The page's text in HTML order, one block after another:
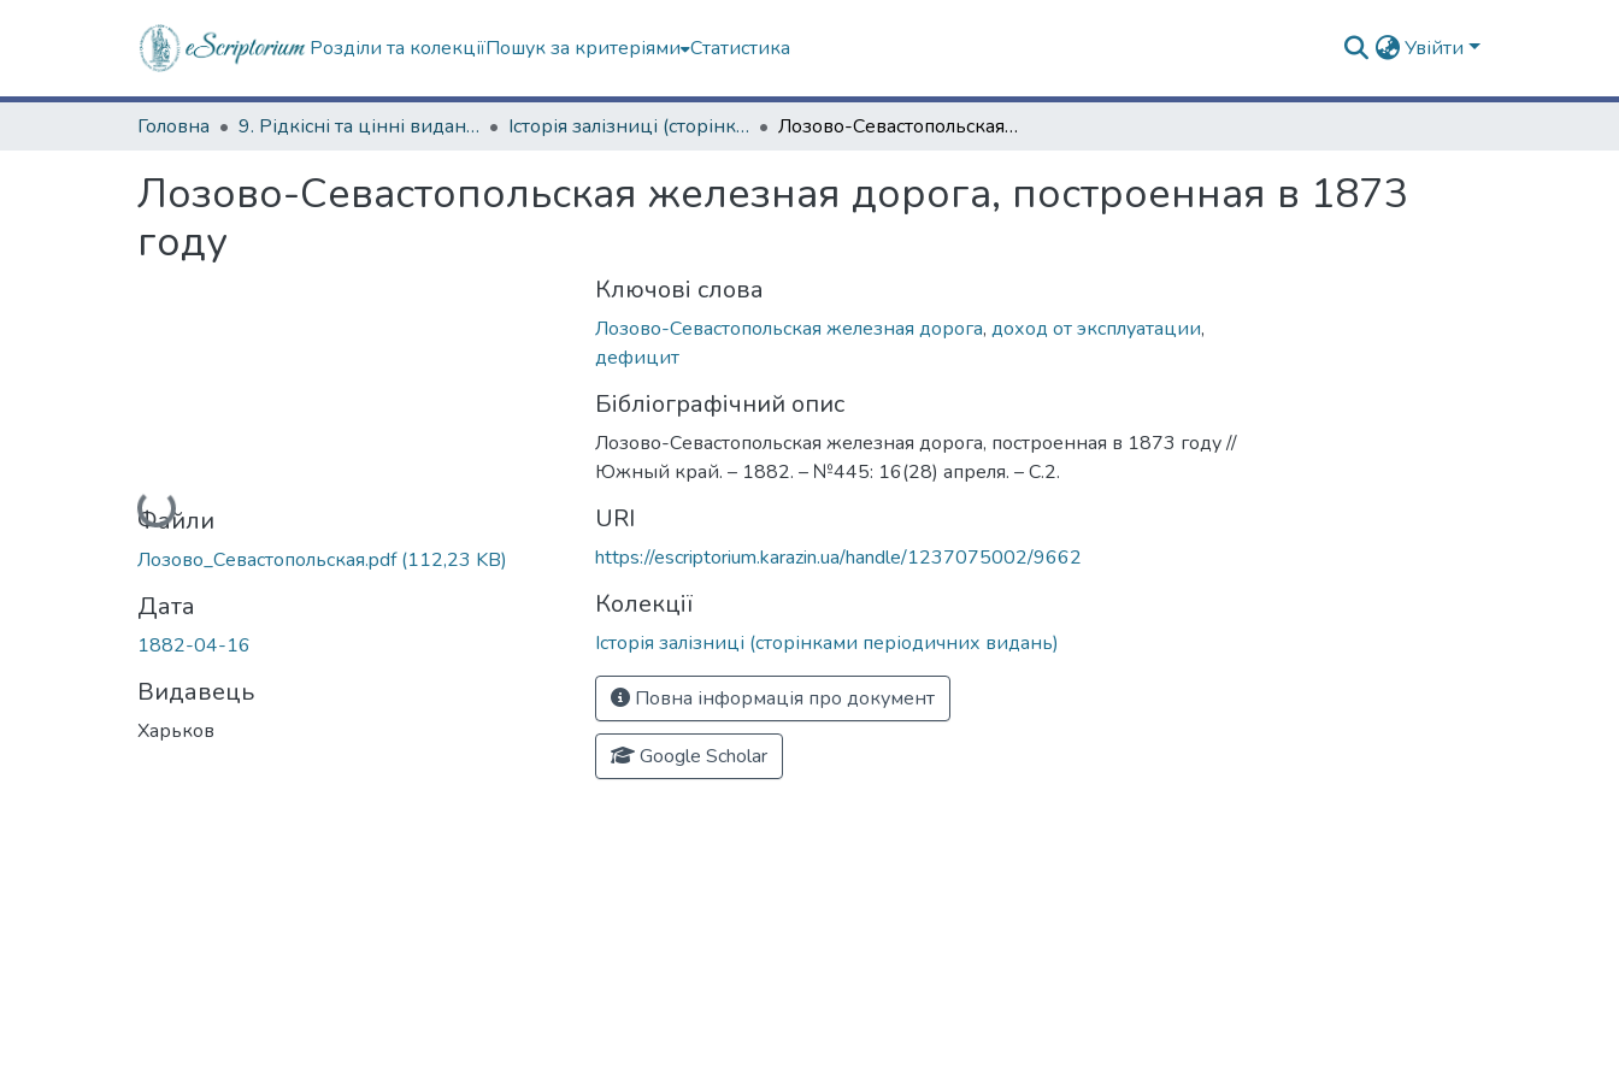
Розділи та колекціїПошук за критеріями Статистика Увійти
Головна 9. Рідкісні та цінні видання Історія залізниці (сторінками періодичних видань) Лозово-Севастопольская железная дорога, построенная в 1873 году
Лозово-Севастопольская железная дорога, построенная в 1873
году
Вантажиться...
Файли
Лозово_Севастопольская.pdf(112,23 KB)
Дата
1882-04-16
Видавець
Харьков
Ключові слова
Лозово-Севастопольская железная дорога, доход от эксплуатации,
дефицит
Бібліографічний опис
Лозово-Севастопольская железная дорога, построенная в 1873 году //
Южный край. – 1882. – №445: 16(28) апреля. – С.2.
URI
https://escriptorium.karazin.ua/handle/1237075002/9662
Колекції
Історія залізниці (сторінками періодичних видань)
Повна інформація про документ
Google Scholar